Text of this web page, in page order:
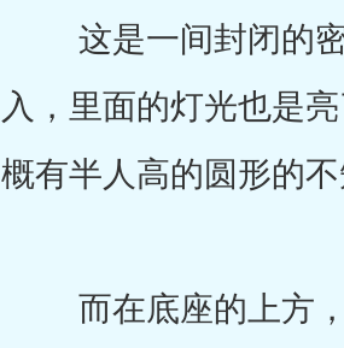
这是一间封闭的密
入，里面的灯光也是
概有半人高的圆形的不
而在底座的上方，